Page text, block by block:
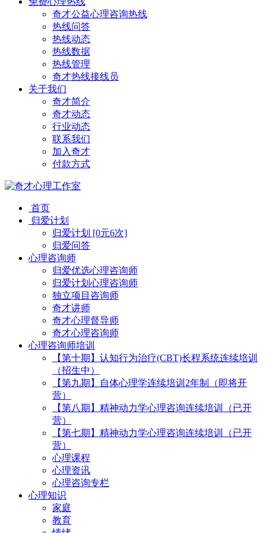
奇才公益心理咨询热线
热线问答
热线动态
热线数据
热线管理
奇才热线接线员
关于我们
奇才简介
奇才动态
行业动态
联系我们
加入奇才
付款方式
首页
归爱计划
归爱计划 [0元6次]
归爱问答
心理咨询师
归爱优选心理咨询师
归爱计划心理咨询师
独立项目咨询师
奇才讲师
奇才心理督导师
奇才心理咨询师
心理咨询师培训
【第十期】认知行为治疗(CBT)长程系统连续培训
（招生中）
【第九期】自体心理学连续培训2年制（即将开
营）
【第八期】精神动力学心理咨询连续培训（已开
营）
【第七期】精神动力学心理咨询连续培训（已开
营）
心理课程
心理资讯
心理咨询专栏
心理知识
家庭
教育